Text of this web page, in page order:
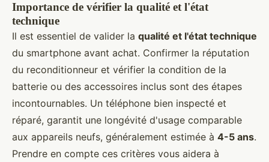
Importance de vérifier la qualité et l'état
technique
Il est essentiel de valider la qualité et l'état technique
du smartphone avant achat. Confirmer la réputation
du reconditionneur et vérifier la condition de la
batterie ou des accessoires inclus sont des étapes
incontournables. Un téléphone bien inspecté et
réparé, garantit une longévité d'usage comparable
aux appareils neufs, généralement estimée à 4-5 ans.
Prendre en compte ces critères vous aidera à